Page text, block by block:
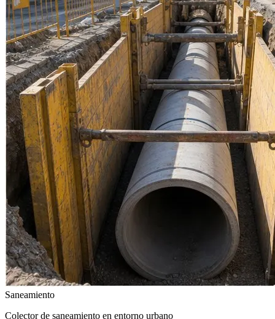
Saneamiento
Colector de saneamiento en entorno urbano